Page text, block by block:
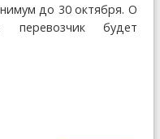
до 30 октября. О
перевозчик будет